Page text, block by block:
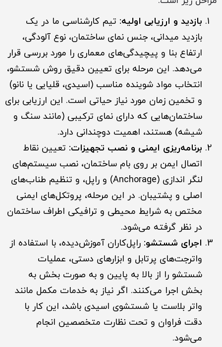
بازدید و ارزیابی اولیه: تیم کارشناسی ما در یک
بازدید میدانی، جنس نمای ساختمان، نوع آلودگی،
ارتفاع بنا و پیچیدگی‌های معماری را مورد بررسی قرار
می‌دهد. این مرحله برای تعیین دقیق روش شستشو،
انتخاب مواد شوینده مناسب (اسیدی، قلیایی یا نانو)
و تخمین زمان مورد نیاز حیاتی است. این ارزیابی برای
ساختمان‌هایی که دارای نمای ترکیبی (مانند سنگ و
شیشه) هستند، اهمیت دوچندانی دارد.
برنامه‌ریزی ایمنی و نصب تجهیزات: تعیین نقاط
اتصال ایمن بر روی بام ساختمان، نصب سیستم‌های
لنگر اندازی (Anchorage) و راپل، و تنظیم طناب‌های
اصلی و پشتیبان. در این مرحله، پروتکل‌های ایمنی
مختص به شرایط محیطی و ترافیکی اطراف ساختمان
در نظر گرفته می‌شود.
اجرای شستشو: راپل‌کاران آموزش‌دیده، با استفاده از
واترجت‌های پرتابل و ابزارهای دستی، عملیات
شستشو را از بالا به پایین و به صورت بخش به
بخش اجرا می‌کنند. اگر نیاز به خدمات مکمل مانند
واتر بلاست یا شستشوی اسیدی باشد، این کار با
دقت فراوان و تحت نظارت متخصصین انجام
می‌شود.